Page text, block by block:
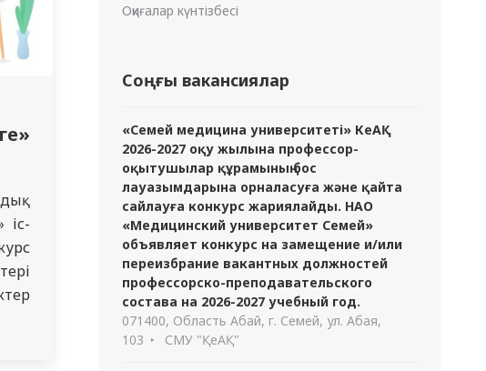
іс-
Оқиғалар күнтізбесі
Соңғы вакансиялар
«Семей медицина университеті» КеАҚ
2026-2027 оқу жылына профессор-
оқытушылар құрамының бос
лауазымдарына орналасуға және қайта
сайлауға конкурс жариялайды. НАО
«Медицинский университет Семей»
объявляет конкурс на замещение и/или
переизбрание вакантных должностей
профессорско-преподавательского
состава на 2026-2027 учебный год.
071400, Область Абай, г. Семей, ул. Абая,
103
СМУ "ҚеАҚ"